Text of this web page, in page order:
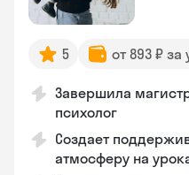
5 от 893 ₽ за
Завершила
психолог
Создает
атмосферу на